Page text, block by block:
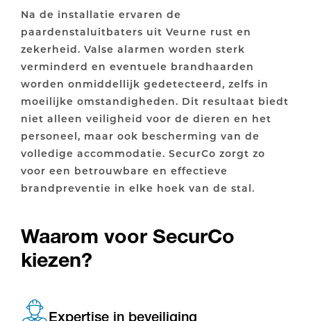
Na de installatie ervaren de
paardenstaluitbaters uit Veurne rust en
zekerheid. Valse alarmen worden sterk
verminderd en eventuele brandhaarden
worden onmiddellijk gedetecteerd, zelfs in
moeilijke omstandigheden. Dit resultaat biedt
niet alleen veiligheid voor de dieren en het
personeel, maar ook bescherming van de
volledige accommodatie. SecurCo zorgt zo
voor een betrouwbare en effectieve
brandpreventie in elke hoek van de stal.
Waarom voor SecurCo
kiezen?
Expertise in beveiliging